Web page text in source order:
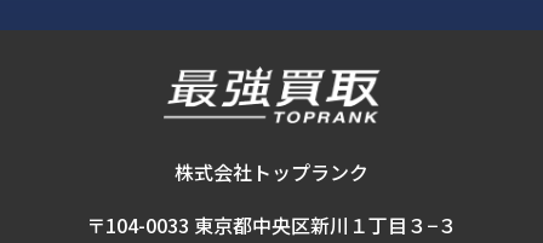
株式会社トップランク
〒104-0033 東京都中央区新川１丁目３−３